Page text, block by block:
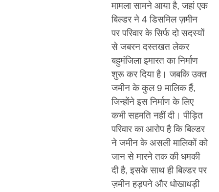
मामला सामने आया है, जहां एक
बिल्डर ने 4 डिसमिल ज़मीन
पर परिवार के सिर्फ दो सदस्यों
से जबरन दस्तखत लेकर
बहुमंजिला इमारत का निर्माण
शुरू कर दिया है। जबकि उक्त
जमीन के कुल 9 मालिक हैं,
जिन्होंने इस निर्माण के लिए
कभी सहमति नहीं दी। पीड़ित
परिवार का आरोप है कि बिल्डर
ने जमीन के असली मालिकों को
जान से मारने तक की धमकी
दी है, इसके साथ ही बिल्डर पर
ज़मीन हड़पने और धोखाधड़ी